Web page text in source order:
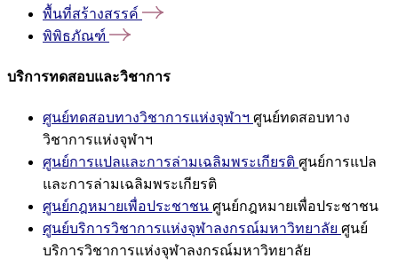
พื้นที่สร้างสรรค์
พิพิธภัณฑ์
บริการทดสอบและวิชาการ
ศูนย์ทดสอบทางวิชาการแห่งจุฬาฯ ศูนย์ทดสอบทาง
วิชาการแห่งจุฬาฯ
ศูนย์การแปลและการล่ามเฉลิมพระเกียรติ ศูนย์การแปล
และการล่ามเฉลิมพระเกียรติ
ศูนย์กฎหมายเพื่อประชาชน ศูนย์กฎหมายเพื่อประชาชน
ศูนย์บริการวิชาการแห่งจุฬาลงกรณ์มหาวิทยาลัย ศูนย์
บริการวิชาการแห่งจุฬาลงกรณ์มหาวิทยาลัย